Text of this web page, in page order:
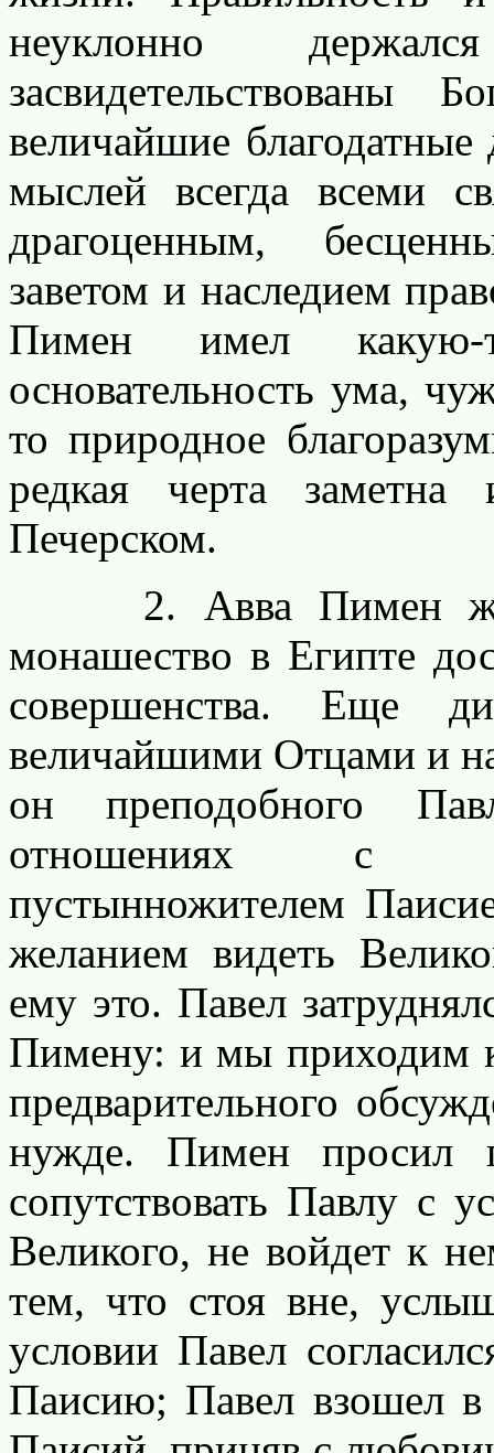
неуклонно
величайшие
мыслей всегда всеми
драгоценным,
заветом и наследием
Пимен имел какую-
основательность ума,
то природное
редкая черта
Печерском.
2. Авва Пимен
монашество в Египте
совершенства. Еще
величайшими Отцами и
он преподобного
отношениях с
пустынножителем
желанием видеть
ему это. Павел
Пимену: и мы приходим
предварительного
нужде. Пимен просил
сопутствовать Павлу с
Великого, не войдет к
тем, что стоя вне,
условии Павел
Паисию; Павел взошел